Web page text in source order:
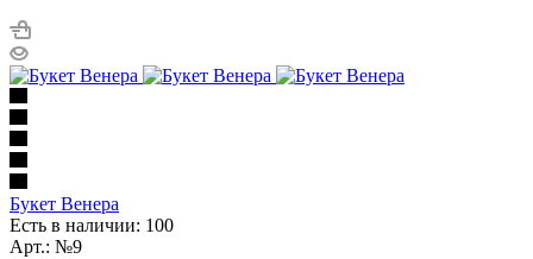
Букет Венера
Есть в наличии: 100
Арт.: №9